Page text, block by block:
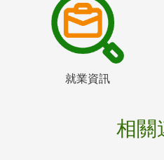
就業資訊
相關